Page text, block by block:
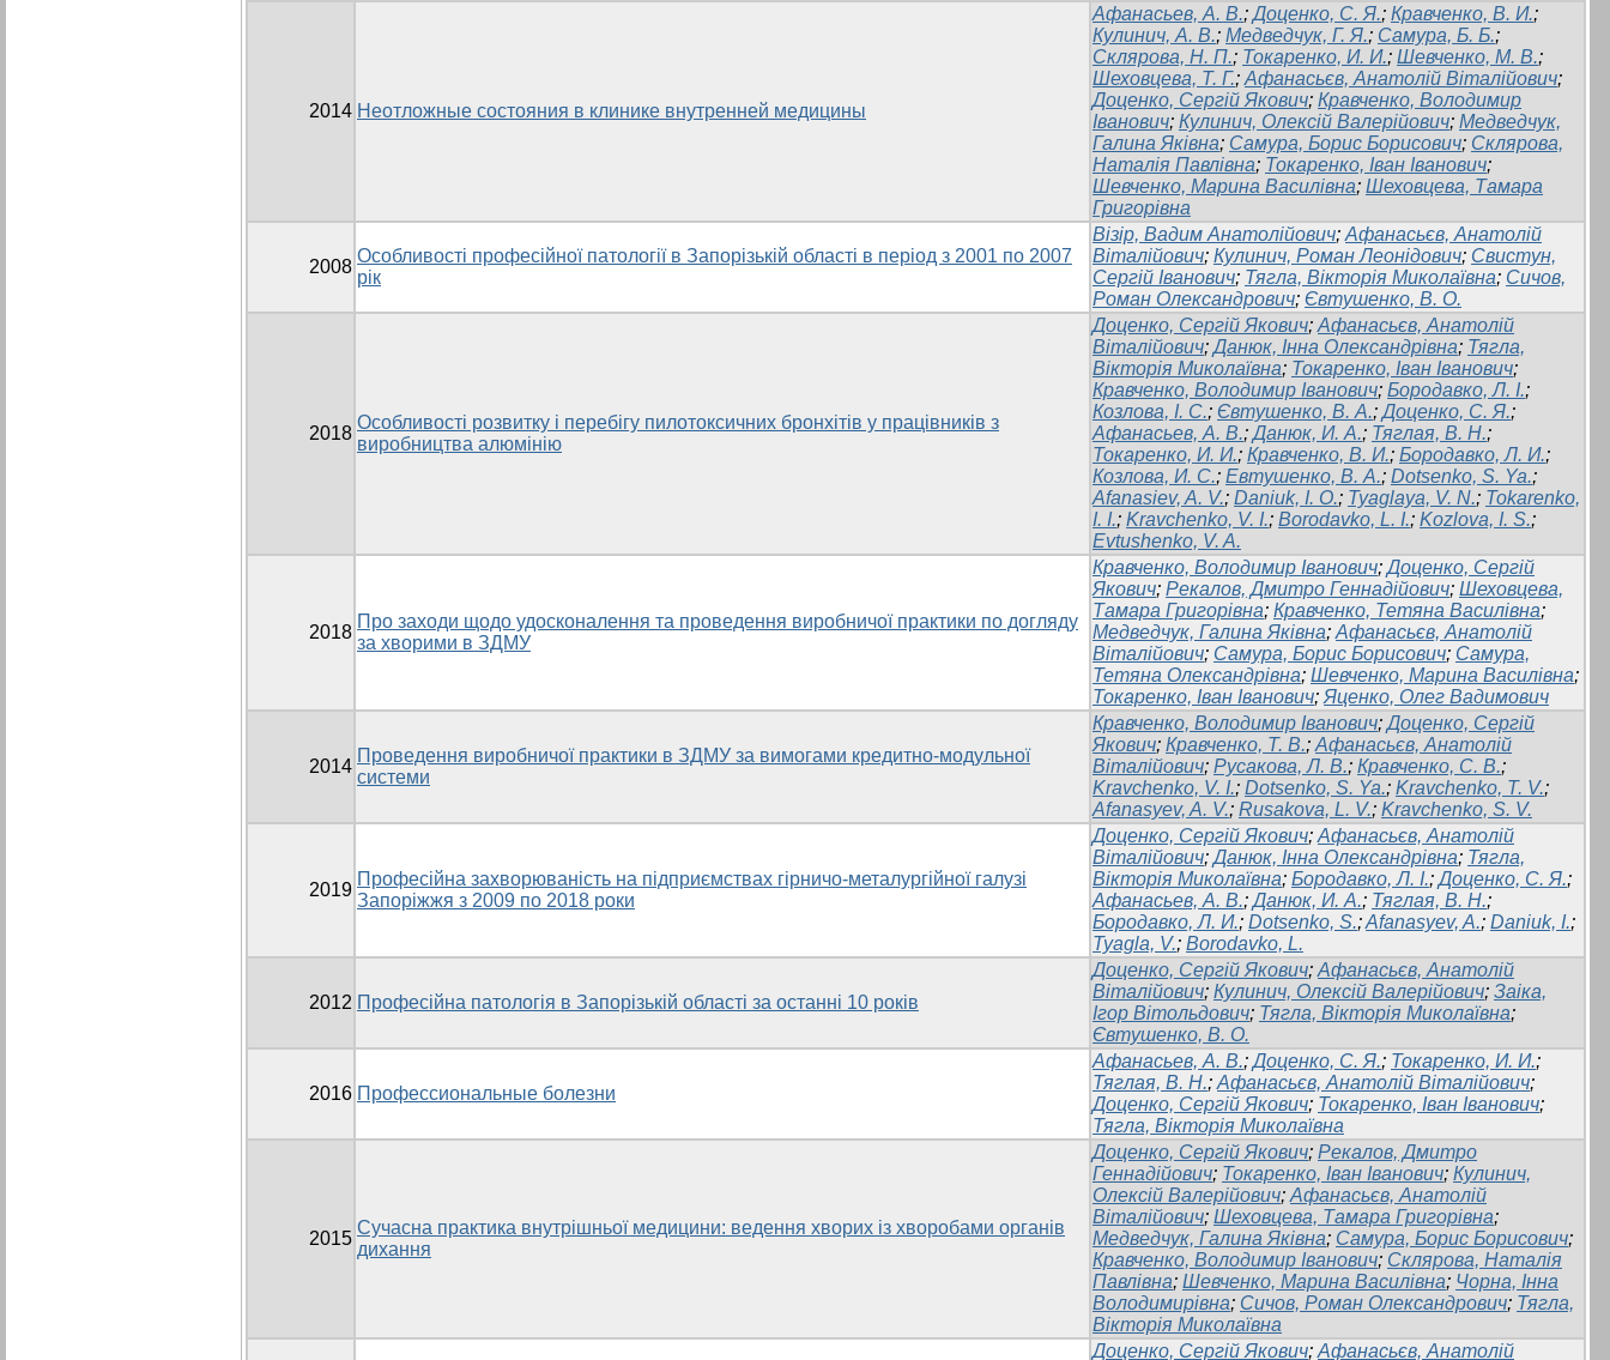
2014 Неотложные состояния в клинике внутренней медицины
Афанасьев, А. В.;Доценко, С. Я.; Кравченко, В. И.;
Кулинич, А. В.; Медведчук, Г. Я.; Самура, Б. Б.;
Склярова, Н. П.; Токаренко, И. И.; Шевченко, М. В.;
Шеховцева, Т. Г.; Афанасьєв, Анатолій Віталійович;
Доценко, Сергій Якович; Кравченко, Володимир
Іванович; Кулинич, Олексій Валерійович; Медведчук,
Галина Яківна; Самура, Борис Борисович; Склярова,
Наталія Павлiвна; Токаренко, Іван Іванович;
Шевченко, Марина Василівна; Шеховцева, Тамара
Григорівна
2008
Особливості професійної патології в Запорізькій області в період з 2001 по 2007
рік
Візір, Вадим Анатолійович; Афанасьєв, Анатолій
Віталійович; Кулинич, Роман Леонідович; Свистун,
Сергій Іванович; Тягла, Вікторія Миколаївна; Сичов,
Роман Олександрович; Євтушенко, В. О.
2018
Особливості розвитку і перебігу пилотоксичних бронхітів у працівників з
виробництва алюмінію
Доценко, Сергій Якович; Афанасьєв, Анатолій
Віталійович;Данюк, Інна Олександрівна; Тягла,
Вікторія Миколаївна; Токаренко, Іван Іванович;
Кравченко, Володимир Іванович; Бородавко, Л. І.;
Козлова, І. С.; Євтушенко, В. А.;Доценко, С. Я.;
Афанасьев, А. В.;Данюк, И. А.; Тяглая, В. Н.;
Токаренко, И. И.; Кравченко, В. И.; Бородавко, Л. И.;
Козлова, И. С.; Евтушенко, В. А.; Dotsenko, S. Ya.;
Afanasiev, A. V.; Daniuk, I. O.; Tyaglaya, V. N.; Tokarenko,
I. I.; Kravchenko, V. I.; Borodavko, L. I.; Kozlova, I. S.;
Evtushenko, V. A.
2018
Про заходи щодо удосконалення та проведення виробничої практики по догляду
за хворими в ЗДМУ
Кравченко, Володимир Іванович;Доценко, Сергій
Якович; Рекалов, Дмитро Геннадійович; Шеховцева,
Тамара Григорівна; Кравченко, Тетяна Василівна;
Медведчук, Галина Яківна; Афанасьєв, Анатолій
Віталійович; Самура, Борис Борисович; Самура,
Тетяна Олександрівна; Шевченко, Марина Василівна;
Токаренко, Іван Іванович; Яценко, Олег Вадимович
2014
Проведення виробничої практики в ЗДМУ за вимогами кредитно-модульної
системи
Кравченко, Володимир Іванович;Доценко, Сергій
Якович; Кравченко, Т. В.; Афанасьєв, Анатолій
Віталійович; Русакова, Л. В.; Кравченко, С. В.;
Kravchenko, V. I.; Dotsenko, S. Ya.; Kravchenko, T. V.;
Afanasyev, A. V.; Rusakova, L. V.; Kravchenko, S. V.
2019
Професійна захворюваність на підприємствах гірничо-металургійної галузі
Запоріжжя з 2009 по 2018 роки
Доценко, Сергій Якович; Афанасьєв, Анатолій
Віталійович;Данюк, Інна Олександрівна; Тягла,
Вікторія Миколаївна; Бородавко, Л. І.;Доценко, С. Я.;
Афанасьев, А. В.;Данюк, И. А.; Тяглая, В. Н.;
Бородавко, Л. И.; Dotsenko, S.;Afanasyev, A.; Daniuk, I.;
Tyagla, V.; Borodavko, L.
2012 Професійна патологія в Запорізькій області за останні 10 років
Доценко, Сергій Якович; Афанасьєв, Анатолій
Віталійович; Кулинич, Олексій Валерійович; Заіка,
Ігор Вітольдович; Тягла, Вікторія Миколаївна;
Євтушенко, В. О.
2016 Профессиональные болезни
Афанасьев, А. В.;Доценко, С. Я.; Токаренко, И. И.;
Тяглая, В. Н.; Афанасьєв, Анатолій Віталійович;
Доценко, Сергій Якович; Токаренко, Іван Іванович;
Тягла, Вікторія Миколаївна
2015
Сучасна практика внутрішньої медицини: ведення хворих із хворобами органів
дихання
Доценко, Сергій Якович; Рекалов, Дмитро
Геннадійович; Токаренко, Іван Іванович; Кулинич,
Олексій Валерійович; Афанасьєв, Анатолій
Віталійович; Шеховцева, Тамара Григорівна;
Медведчук, Галина Яківна; Самура, Борис Борисович;
Кравченко, Володимир Іванович; Склярова, Наталія
Павлiвна; Шевченко, Марина Василівна; Чорна, Інна
Володимирівна; Сичов, Роман Олександрович; Тягла,
Вікторія Миколаївна
Доценко, Сергій Якович; Афанасьєв, Анатолій